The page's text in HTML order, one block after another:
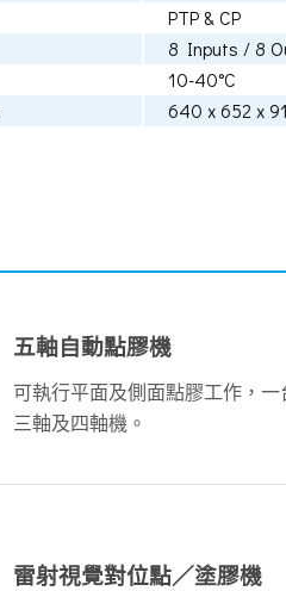
PTP & CP
8 Inputs / 8
10-40°C
640 x 652 x
五軸自動點膠機
可執行平面及側面點膠工作，
三軸及四軸機。
雷射視覺對位點／塗膠機